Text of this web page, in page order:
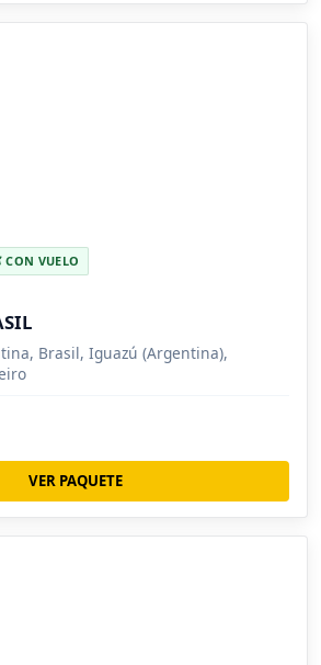
CON VUELO
Brasil, Iguazú (Argentina),
VER PAQUETE